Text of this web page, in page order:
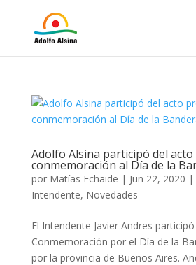
Adolfo Alsina participó del
conmemoración al Día de la
por Matías Echaide | Jun 22, 2020 |
Intendente, Novedades
El Intendente Javier Andres
Conmemoración por el Día de la
por la provincia de Buenos Aires.